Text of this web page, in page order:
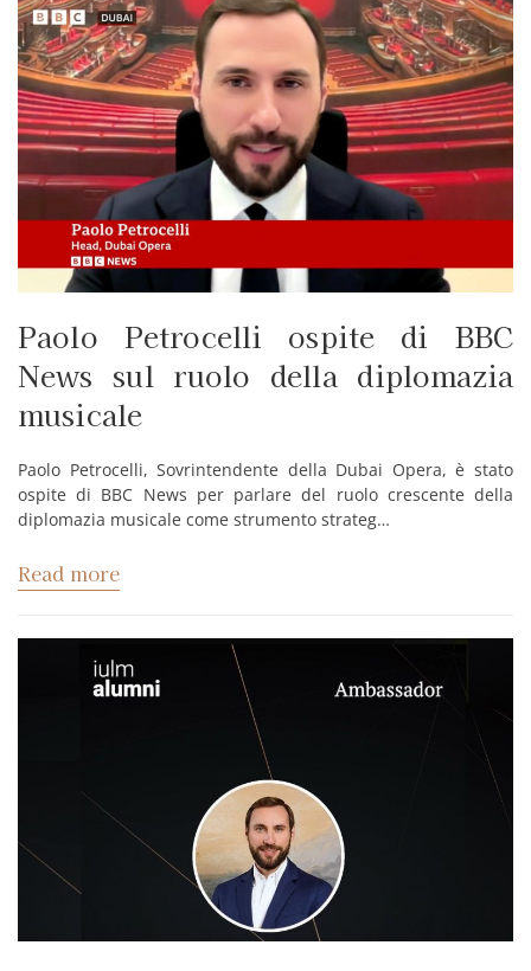
Paolo Petrocelli ospite di BBC
News sul ruolo della diplomazia
musicale
Paolo Petrocelli, Sovrintendente della Dubai Opera, è stato
ospite di BBC News per parlare del ruolo crescente della
diplomazia musicale come strumento strateg…
Read more